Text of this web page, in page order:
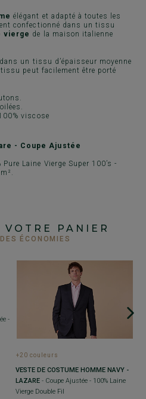
élégant et adapté à toutes les
confectionné dans un tissu
vierge de la maison italienne
un tissu d’épaisseur moyenne
peut facilement être porté
viscose
- Coupe Ajustée
Laine Vierge Super 100’s -
VOTRE PANIER
ÉCONOMIES
-
+20 couleurs
VESTE DE COSTUME HOMME NAVY -
LAZARE - Coupe Ajustée - 100% Laine
Vierge Double Fil